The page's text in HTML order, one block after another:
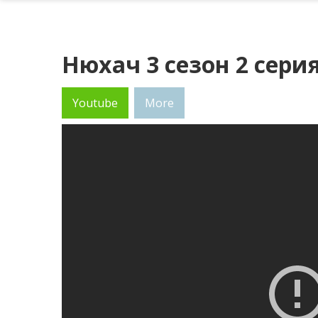
Нюхач 3 сезон 2
Youtube More